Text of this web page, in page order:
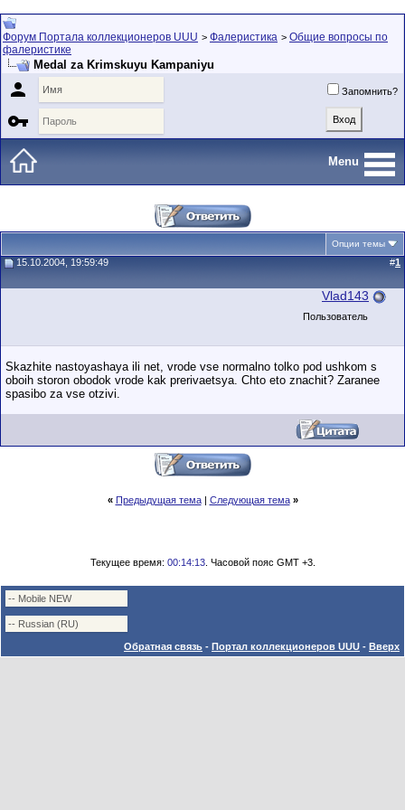
Форум Портала коллекционеров UUU > Фалеристика > Общие вопросы по
фалеристике
Medal za Krimskuyu Kampaniyu
 Запомнить?

Menu
Опции темы
15.10.2004, 19:59:49 #1
Vlad143
Пользователь
Skazhite nastoyashaya ili net, vrode vse normalno tolko pod ushkom s
oboih storon obodok vrode kak prerivaetsya. Chto eto znachit? Zaranee
spasibo za vse otzivi.
« Предыдущая тема| Следующая тема »
Текущее время: 00:14:13. Часовой пояс GMT +3.
Обратная связь - Портал коллекционеров UUU - Вверх